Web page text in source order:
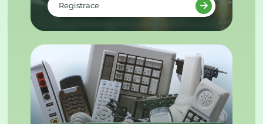
Registrace